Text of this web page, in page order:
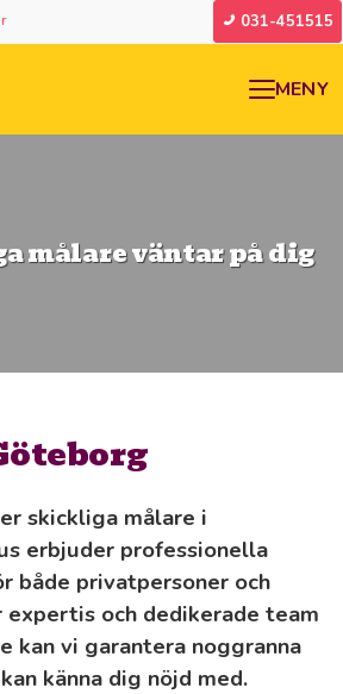
031-451515
MENY
målare väntar på dig
skickliga målare i
erbjuder professionella
både privatpersoner och
och dedikerade team
kan vi garantera noggranna
känna dig nöjd med.